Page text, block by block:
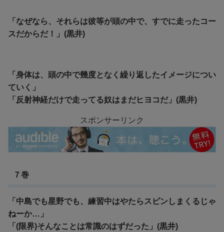
「なぜなら、それらは彼等が頭の中で、すでに走ったコー
スだからだ！」(黒井)
「身体は、頭の中で幾度となく繰り返したイメージについ
ていく」
「反射神経だけで走ってる奴はまだヒヨコだ」(黒井)
スポンサーリンク
７巻
「中島でも星野でも、練習中はやたらスピンしまくるじゃ
ねーか…」
「(限界)そんなことは常識のはずだった」(黒井)